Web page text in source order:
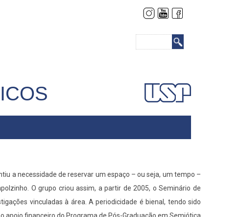
Buscar
a necessidade de reservar um espaço – ou seja, um tempo –
O grupo criou assim, a partir de 2005, o Seminário de
vinculadas à área. A periodicidade é bienal, tendo sido